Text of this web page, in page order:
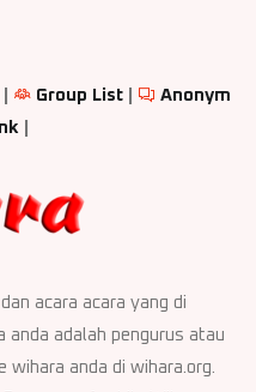
Group List
Anonym
acara acara yang di
anda adalah pengurus atau
wihara anda di wihara.org.